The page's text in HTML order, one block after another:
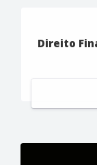
Direito